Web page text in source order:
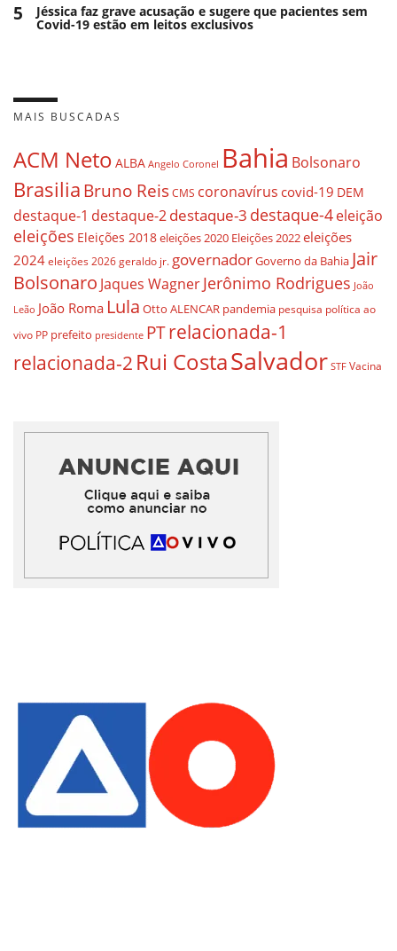
5 Jéssica faz grave acusação e sugere que pacientes sem
Covid-19 estão em leitos exclusivos
MAIS BUSCADAS
ACM Neto ALBA Angelo Coronel Bahia Bolsonaro
BrasiliaBruno ReisCMS coronavírus covid-19 DEM
destaque-1 destaque-2destaque-3 destaque-4eleição
eleições Eleições 2018eleições 2020 Eleições 2022eleições
2024 eleições 2026 geraldo jr. governadorGoverno da Bahia Jair
Bolsonaro Jaques WagnerJerônimo Rodrigues João
Leão João Roma Lula Otto ALENCAR pandemia pesquisa política ao
vivo PP prefeito presidente PTrelacionada-1
relacionada-2 Rui CostaSalvador STF Vacina